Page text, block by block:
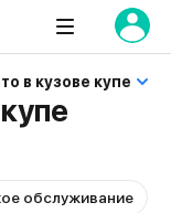
в кузове купе
обслуживание